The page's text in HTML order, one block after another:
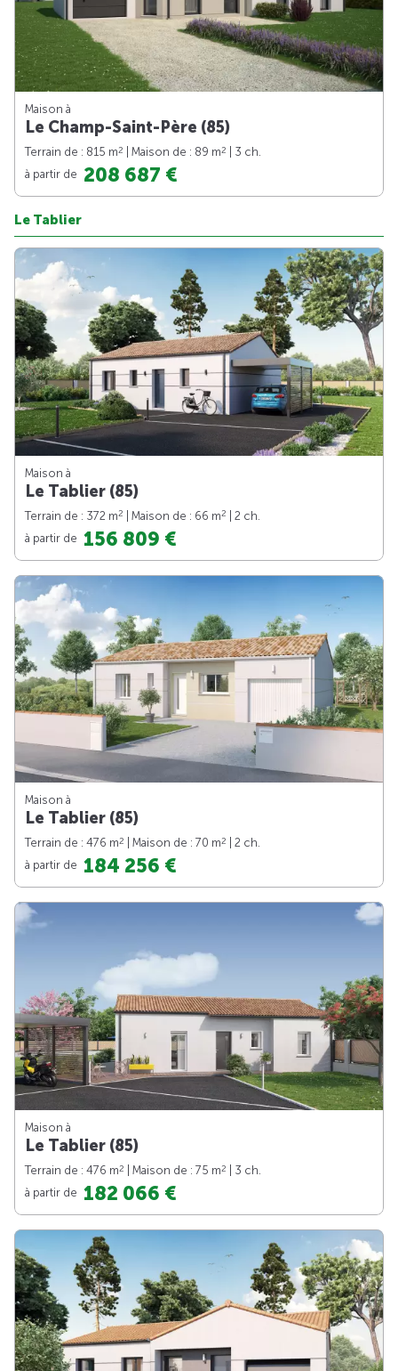
Maison à
Le Champ-Saint-Père (85)
Terrain de : 815 m2 | Maison de : 89 m2
| 3 ch.
à partir de 208 687 €
Le Tablier
Maison à
Le Tablier (85)
Terrain de : 372 m2 | Maison de : 66 m2
| 2 ch.
à partir de 156 809 €
Maison à
Le Tablier (85)
Terrain de : 476 m2 | Maison de : 70 m2
| 2 ch.
à partir de 184 256 €
Maison à
Le Tablier (85)
Terrain de : 476 m2 | Maison de : 75 m2
| 3 ch.
à partir de 182 066 €